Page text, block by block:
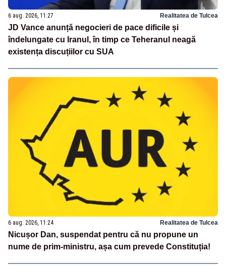
6 aug. 2026, 11:27 Realitatea de Tulcea
JD Vance anunță negocieri de pace dificile și
îndelungate cu Iranul, în timp ce Teheranul neagă
existența discuțiilor cu SUA
6 aug. 2026, 11:24 Realitatea de Tulcea
Nicușor Dan, suspendat pentru că nu propune un
nume de prim-ministru, așa cum prevede Constituția!